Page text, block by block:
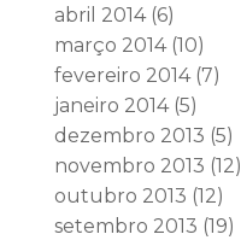
abril 2014(6)
março 2014(10)
fevereiro 2014(7)
janeiro 2014(5)
dezembro 2013 (5)
novembro 2013 (12)
outubro 2013 (12)
setembro 2013 (19)